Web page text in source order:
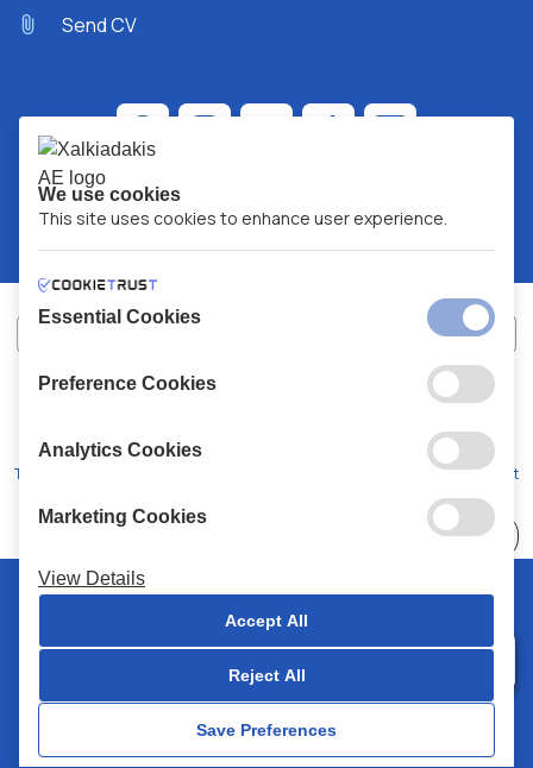
We use cookies
This site uses cookies to enhance user experience.
Essential Cookies
Preference Cookies
Analytics Cookies
Marketing Cookies
View Details
Accept All
Reject All
Save Preferences
Send CV
XALKIADAKIS S.A.
Terms and Conditions Code of Conduct
© 2026 Chalkiadakis all rights reserved